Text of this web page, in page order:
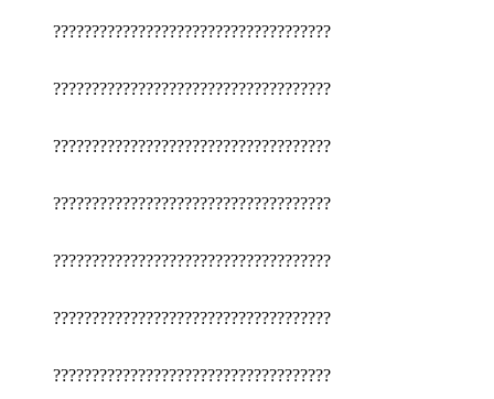
????????????????????????????????????
????????????????????????????????????
????????????????????????????????????
????????????????????????????????????
????????????????????????????????????
????????????????????????????????????
????????????????????????????????????